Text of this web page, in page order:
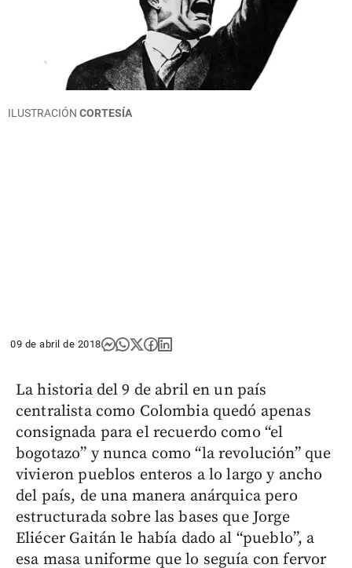
ILUSTRACIÓN CORTESÍA
09 de abril de 2018
La historia del 9 de abril en un país
centralista como Colombia quedó apenas
consignada para el recuerdo como “el
bogotazo” y nunca como “la revolución” que
vivieron pueblos enteros a lo largo y ancho
del país, de una manera anárquica pero
estructurada sobre las bases que Jorge
Eliécer Gaitán le había dado al “pueblo”, a
esa masa uniforme que lo seguía con fervor